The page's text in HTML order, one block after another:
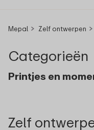
Mepal Zelf ontwerpen
Categorieën
Printjes en
Zelf